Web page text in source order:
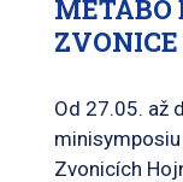
METABO
Od 27.05. až
minisymposiu
Zvonicích